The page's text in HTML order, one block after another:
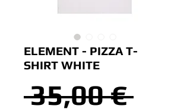
ELEMENT - PIZZA T-
SHIRT WHITE
35,00 €